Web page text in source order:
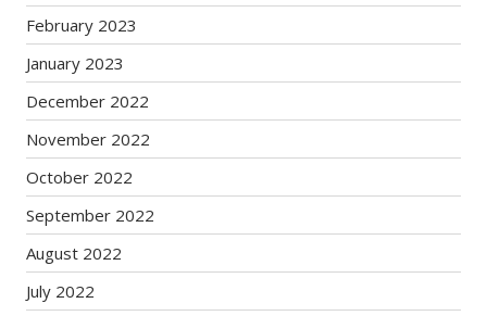
February 2023
January 2023
December 2022
November 2022
October 2022
September 2022
August 2022
July 2022